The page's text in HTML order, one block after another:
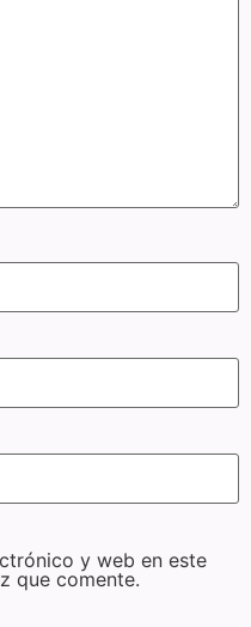
y web en este
que comente.